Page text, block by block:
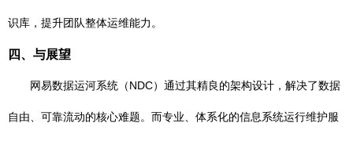
识库，提升团队整体运维能力。
四、与展望
网易数据运河系统（NDC）通过其精良的架构设计，解决了数据
自由、可靠流动的核心难题。而专业、体系化的信息系统运行维护服